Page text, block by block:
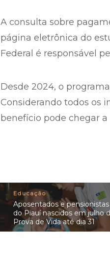
A consulta sobre
página eletrônica do
Federal é responsável
Desde 2024, o
Considerando todos os
benefício pode chegar a
Educação
Aposentados e
do Piauí nascidos em julho
Prova de Vida até dia 31